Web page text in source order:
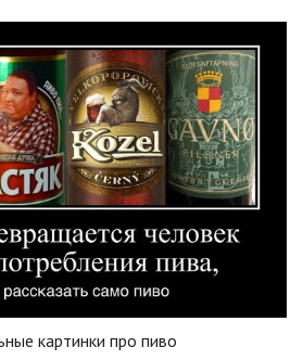
картинки про пиво